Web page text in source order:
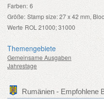
Farben: 6
Größe: Stamp size: 27 x 42 mm,
Werte ROL 21000; 31000
Themengebiete
Gemeinsame Ausgaben
Jahrestage
Rumänien - Empfohlene